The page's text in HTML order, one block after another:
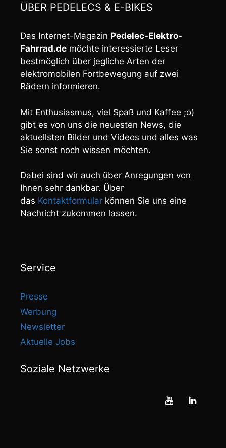
ÜBER PEDELECS & E-BIKES
Das Internet-Magazin Pedelec-Elektro-
Fahrrad.de möchte interessierte Leser
bestmöglich über jegliche Arten der
elektromobilen Fortbewegung auf zwei
Rädern informieren.
Mit Enthusiasmus, viel Spaß und Kaffee ;o)
gibt es von uns die neuesten News, die
aktuellsten Bilder und Videos und alles was
Sie sonst noch wissen möchten.
Dabei sind wir auch über Anregungen von
Ihnen sehr dankbar. Über
das Kontaktformular können Sie uns eine
Nachricht zukommen lassen.
Service
Presse
Werbung
Newsletter
Aktuelle Jobs
Soziale Netzwerke